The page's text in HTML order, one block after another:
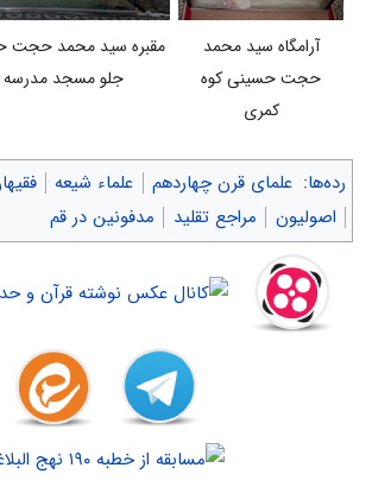
آرامگاه سید محمد
حجت حسینی کوه
کمری
مقبره سید محمد حجت
جلو مسجد
رده‌ها: علمای قرن چهاردهم علماء شیعه
اصولیون
مراجع تقلید مدفونین در قم